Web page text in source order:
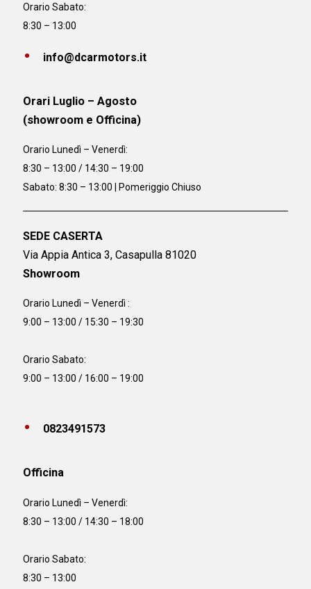
Orario Sabato:
8:30 – 13:00
info@dcarmotors.it
Orari Luglio – Agosto
(showroom e Officina)
Orario Lunedì – Venerdì:
8:30 – 13:00 / 14:30 – 19:00
Sabato: 8:30 – 13:00 | Pomeriggio Chiuso
SEDE CASERTA
Via Appia Antica 3, Casapulla 81020
Showroom
Orario Lunedì – Venerdì :
9:00 – 13:00 / 15:30 – 19:30
Orario Sabato:
9:00 – 13:00 / 16:00 – 19:00
0823491573
Officina
Orario Lunedì – Venerdì:
8:30 – 13:00 / 14:30 – 18:00
Orario Sabato:
8:30 – 13:00